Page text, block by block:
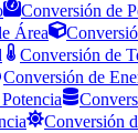
Conversión de
Área
Conversión de
Conversión de
Conversión